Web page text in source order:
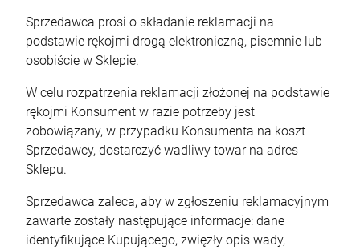
Sprzedawca prosi o składanie reklamacji na
podstawie rękojmi drogą elektroniczną, pisemnie lub
osobiście w Sklepie.
W celu rozpatrzenia reklamacji złożonej na podstawie
rękojmi Konsument w razie potrzeby jest
zobowiązany, w przypadku Konsumenta na koszt
Sprzedawcy, dostarczyć wadliwy towar na adres
Sklepu.
Sprzedawca zaleca, aby w zgłoszeniu reklamacyjnym
zawarte zostały następujące informacje: dane
identyfikujące Kupującego, zwięzły opis wady,